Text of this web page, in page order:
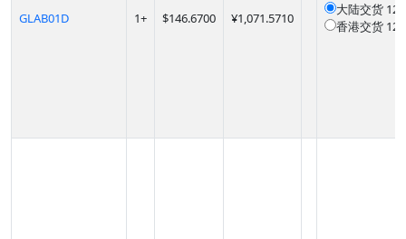
GLAB01D 1+ $146.6700 ¥1,071.5710
大陆交货
香港交货